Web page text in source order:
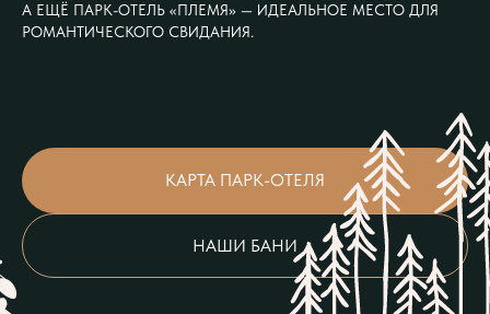
А ЕЩЁ ПАРК-ОТЕЛЬ «ПЛЕМЯ» — ИДЕАЛЬНОЕ МЕСТО ДЛЯ
РОМАНТИЧЕСКОГО СВИДАНИЯ.
КАРТА ПАРК-ОТЕЛЯ
НАШИ БАНИ